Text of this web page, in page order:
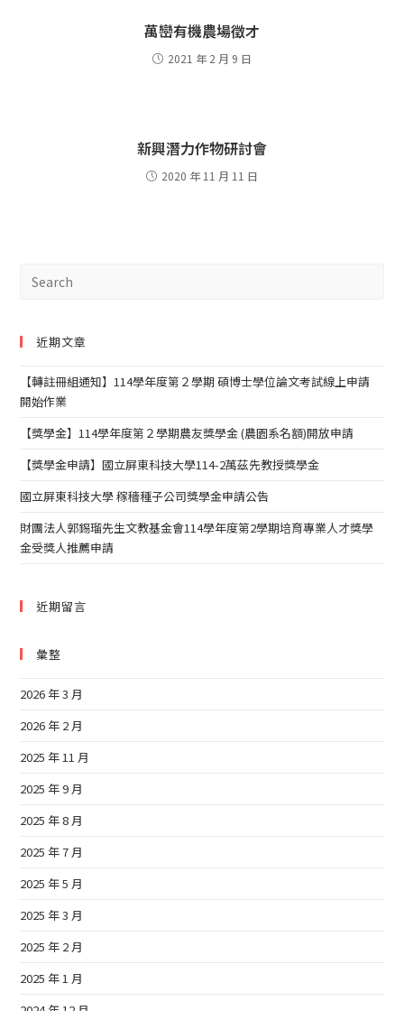
萬巒有機農場徵才
2021 年 2 月 9 日
新興潛力作物研討會
2020 年 11 月 11 日
近期文章
【轉註冊組通知】114學年度第２學期 碩博士學位論文考試線上申請
開始作業
【獎學金】114學年度第２學期農友獎學金 (農園系名額)開放申請
【獎學金申請】國立屏東科技大學114-2萬茲先教授獎學金
國立屏東科技大學 稼穡種子公司獎學金申請公告
財團法人郭錫瑠先生文教基金會114學年度第2學期培育專業人才獎學
金受獎人推薦申請
近期留言
彙整
2026 年 3 月
2026 年 2 月
2025 年 11 月
2025 年 9 月
2025 年 8 月
2025 年 7 月
2025 年 5 月
2025 年 3 月
2025 年 2 月
2025 年 1 月